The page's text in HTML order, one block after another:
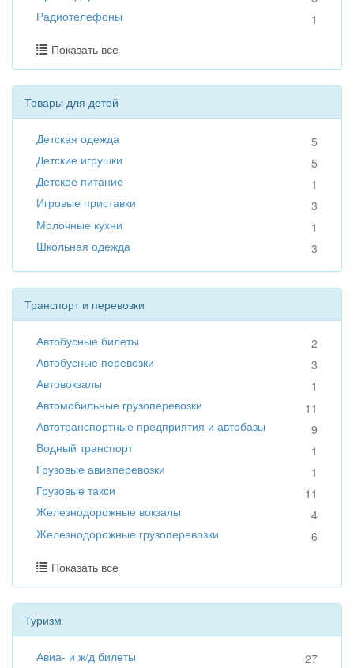
Радиотелефоны
1
Показать все
Товары для детей
Детская одежда
5
Детские игрушки
5
Детское питание
1
Игровые приставки
3
Молочные кухни
1
Школьная одежда
3
Транспорт и перевозки
Автобусные билеты
2
Автобусные перевозки
3
Автовокзалы
1
Автомобильные грузоперевозки
11
Автотранспортные предприятия и автобазы
9
Водный транспорт
1
Грузовые авиаперевозки
1
Грузовые такси
11
Железнодорожные вокзалы
4
Железнодорожные грузоперевозки
6
Показать все
Туризм
Авиа- и ж/д билеты
27